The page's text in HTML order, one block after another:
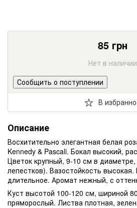
85грн
Нет в наличии
Сообщить о поступлении
В
Описание
Восхитительно элегантная белая
Kennedy & Pascali. Бокал высокий,
Цветок крупный, 9-10 см в
лепестков). Вазостойкость
длительное. Аромат нежный, с
Куст высотой 100-120 см, шириной
пряморослый. Листва плотная,